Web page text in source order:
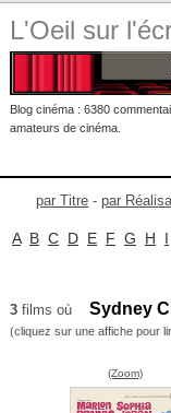
L'Oeil sur
Blog cinéma : 6380
amateurs de cinéma.
par Titre -par
A B C D E F G H I
3films où Sydney
(cliquez sur une affiche pour
(Zoom)